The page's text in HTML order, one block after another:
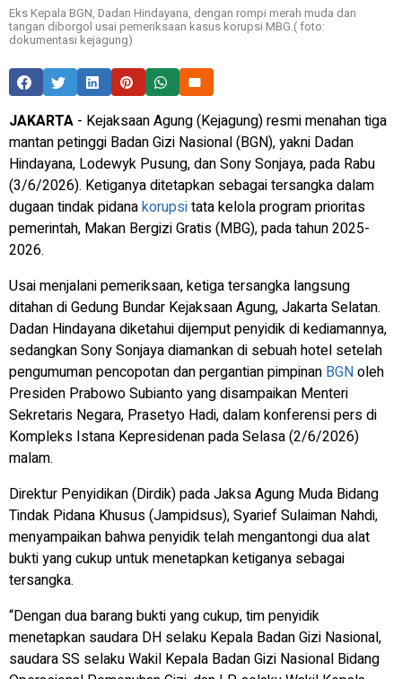
Eks Kepala BGN, Dadan Hindayana, dengan rompi merah muda dan
tangan diborgol usai pemeriksaan kasus korupsi MBG.( foto:
dokumentasi kejagung)
JAKARTA - Kejaksaan Agung (Kejagung) resmi menahan tiga
mantan petinggi Badan Gizi Nasional (BGN), yakni Dadan
Hindayana, Lodewyk Pusung, dan Sony Sonjaya, pada Rabu
(3/6/2026). Ketiganya ditetapkan sebagai tersangka dalam
dugaan tindak pidanakorupsitata kelola program prioritas
pemerintah, Makan Bergizi Gratis (MBG), pada tahun 2025-
2026.
Usai menjalani pemeriksaan, ketiga tersangka langsung
ditahan di Gedung Bundar Kejaksaan Agung, Jakarta Selatan.
Dadan Hindayana diketahui dijemput penyidik di kediamannya,
sedangkan Sony Sonjaya diamankan di sebuah hotel setelah
pengumuman pencopotan dan pergantian pimpinan BGNoleh
Presiden Prabowo Subianto yang disampaikan Menteri
Sekretaris Negara, Prasetyo Hadi, dalam konferensi pers di
Kompleks Istana Kepresidenan pada Selasa (2/6/2026)
malam.
Direktur Penyidikan (Dirdik) pada Jaksa Agung Muda Bidang
Tindak Pidana Khusus (Jampidsus), Syarief Sulaiman Nahdi,
menyampaikan bahwa penyidik telah mengantongi dua alat
bukti yang cukup untuk menetapkan ketiganya sebagai
tersangka.
“Dengan dua barang bukti yang cukup, tim penyidik
menetapkan saudara DH selaku Kepala Badan Gizi Nasional,
saudara SS selaku Wakil Kepala Badan Gizi Nasional Bidang